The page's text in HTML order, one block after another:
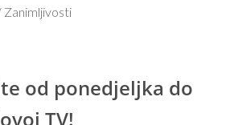
Zanimljivosti
od ponedjeljka do
TV!